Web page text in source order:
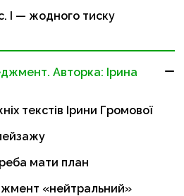
І — жодного тиску
Авторка: Ірина
текстів Ірини Громової
мати план
«нейтральний»